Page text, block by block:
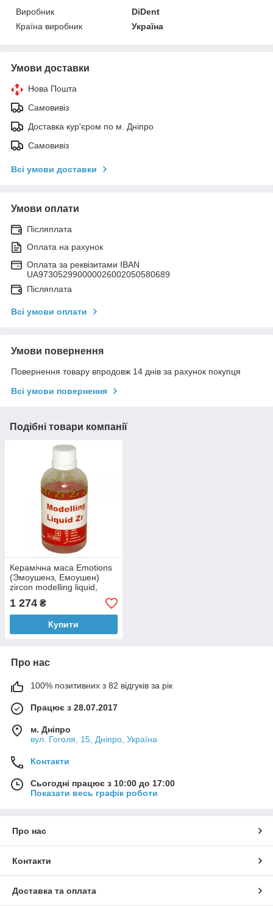
Виробник
DiDent
Країна виробник
Україна
Умови доставки
Нова Пошта
Самовивіз
Доставка кур'єром по м. Дніпро
Самовивіз
Всі умови доставки
Умови оплати
Післяплата
Оплата на рахунок
Оплата за реквізитами IBAN
UA973052990000026002050580689
Післяплата
Всі умови оплати
Умови повернення
Повернення товару впродовж 14 днів за рахунок покупця
Всі умови повернення
Подібні товари компанії
Керамічна маса Emotions
(Эмоушенз, Емоушен)
zircon modelling liquid,
циркон моделировочная
рідина 100 мл
1 274 ₴
Купити
Про нас
100% позитивних з 82 відгуків за рік
Працює з 28.07.2017
м. Дніпро
вул. Гоголя, 15, Дніпро, Україна
Контакти
Сьогодні працює з 10:00 до 17:00
Показати весь графік роботи
Про нас
Контакти
Доставка та оплата